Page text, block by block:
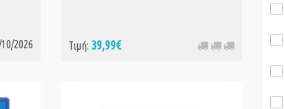
2026 Τιμή: 39,99€